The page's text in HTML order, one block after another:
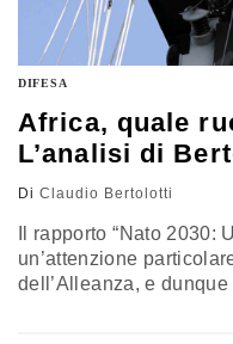
DIFESA
Africa, quale
L’analisi di
Di Claudio Bertolotti
Il rapporto “Nato 2030:
un’attenzione
dell’Alleanza, e